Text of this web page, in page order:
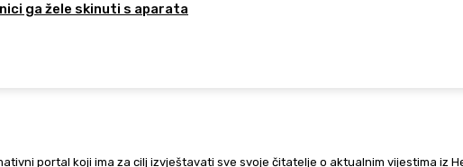
ga žele skinuti s aparata
portal koji ima za cilj izvještavati sve svoje čitatelje o aktualnim vijestima iz